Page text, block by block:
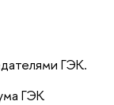
ГЭК.
ГЭК